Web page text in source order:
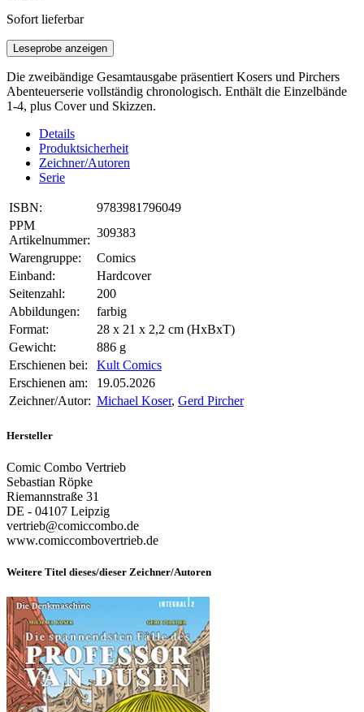
Sofort lieferbar
Leseprobe anzeigen
Die zweibändige Gesamtausgabe präsentiert Kosers und Pirchers
Abenteuerserie vollständig chronologisch. Enthält die Einzelbände
1-4, plus Cover und Skizzen.
Details
Produktsicherheit
Zeichner/Autoren
Serie
ISBN:
9783981796049
PPM
Artikelnummer:
309383
Warengruppe:
Comics
Einband:
Hardcover
Seitenzahl:
200
Abbildungen:
farbig
Format:
28 x 21 x 2,2 cm (HxBxT)
Gewicht:
886 g
Erschienen bei:
Kult Comics
Erschienen am:
19.05.2026
Zeichner/Autor: Michael Koser, Gerd Pircher
Hersteller
Comic Combo Vertrieb
Sebastian Röpke
Riemannstraße 31
DE - 04107 Leipzig
vertrieb@comiccombo.de
www.comiccombovertrieb.de
Weitere Titel dieses/dieser Zeichner/Autoren